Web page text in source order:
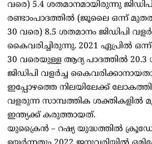
വരെ) 5.4 ശതമാനമായിരുന്നു
രണ്ടാംപാദത്തില്‍ (ജൂലൈ ഒന്ന്
30 വരെ) 8.5 ശതമാനം ജിഡിപി
കൈവരിച്ചിരുന്നു. 2021 ഏപ്രിൽ
30 വരെയുള്ള ആദ്യ പാദത്തില്‍ 20.3
ജിഡിപി വളര്‍ച്ച
ഇപ്പോഴത്തെ നിലയിലേക്ക്
വളരുന്ന സാമ്പത്തിക ശക്തികളിൽ
ഇന്ത്യക്ക് കരുത്തായത്.
യുക്രൈന്‍ – റഷ്യ യുദ്ധത്തില്‍